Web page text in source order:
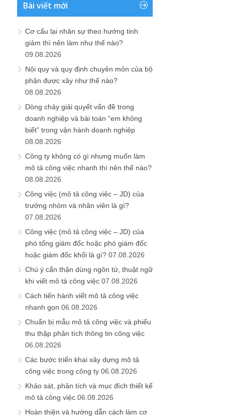
Bài viết mới
Cơ cấu lại nhân sự theo hướng tinh
giảm thì nên làm như thế nào?
09.08.2026
Nội quy và quy định chuyên môn của bộ
phận được xây như thế nào?
08.08.2026
Dòng chảy giải quyết vấn đề trong
doanh nghiệp và bài toán “em không
biết” trong vận hành doanh nghiệp
08.08.2026
Công ty không có gì nhưng muốn làm
mô tả công việc nhanh thì nên thế nào?
08.08.2026
Công việc (mô tả công việc – JD) của
trưởng nhóm và nhân viên là gì?
07.08.2026
Công việc (mô tả công việc – JD) của
phó tổng giám đốc hoặc phó giám đốc
hoặc giám đốc khối là gì? 07.08.2026
Chú ý cẩn thận dùng ngôn từ, thuật ngữ
khi viết mô tả công việc 07.08.2026
Cách tiến hành viết mô tả công việc
nhanh gọn 06.08.2026
Chuẩn bị mẫu mô tả công việc và phiếu
thu thập phân tích thông tin công việc
06.08.2026
Các bước triển khai xây dựng mô tả
công việc trong công ty 06.08.2026
Khảo sát, phân tích và mục đích thiết kế
mô tả công việc 06.08.2026
Hoàn thiện và hướng dẫn cách làm cơ